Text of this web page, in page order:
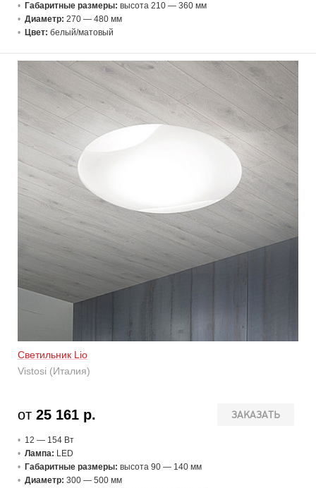
Габаритные размеры: высота 210 — 360 мм
Диаметр: 270 — 480 мм
Цвет: белый/матовый
Светильник Lio
Vistosi (Италия)
ЗАКАЗАТЬ
от 25 161 р.
12 — 154 Вт
Лампа: LED
Габаритные размеры: высота 90 — 140 мм
Диаметр: 300 — 500 мм